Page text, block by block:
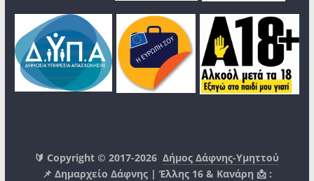
🔰 Copyright © 2017-2026Δήμος Δάφνης-Υμηττού
📌 Δημαρχείο Δάφνης | Έλλης 16 & Κανάρη 📩 :